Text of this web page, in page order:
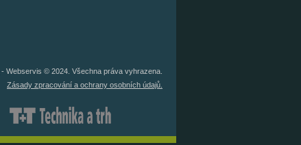
- Webservis © 2024. Všechna práva vyhrazena.
Zásady zpracování a ochrany osobních údajů.